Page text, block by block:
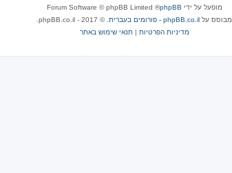
מופעל על ידי phpBB
® Forum Software © phpBB Limited
מבוסס על phpBB.co.il - פורומים בעברית
. © 2017 - phpBB.co.il.
מדיניות הפרטיות |תנאי שימוש באתר